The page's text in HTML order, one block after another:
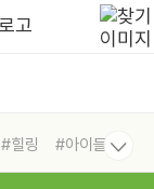
#힐링
#아이들